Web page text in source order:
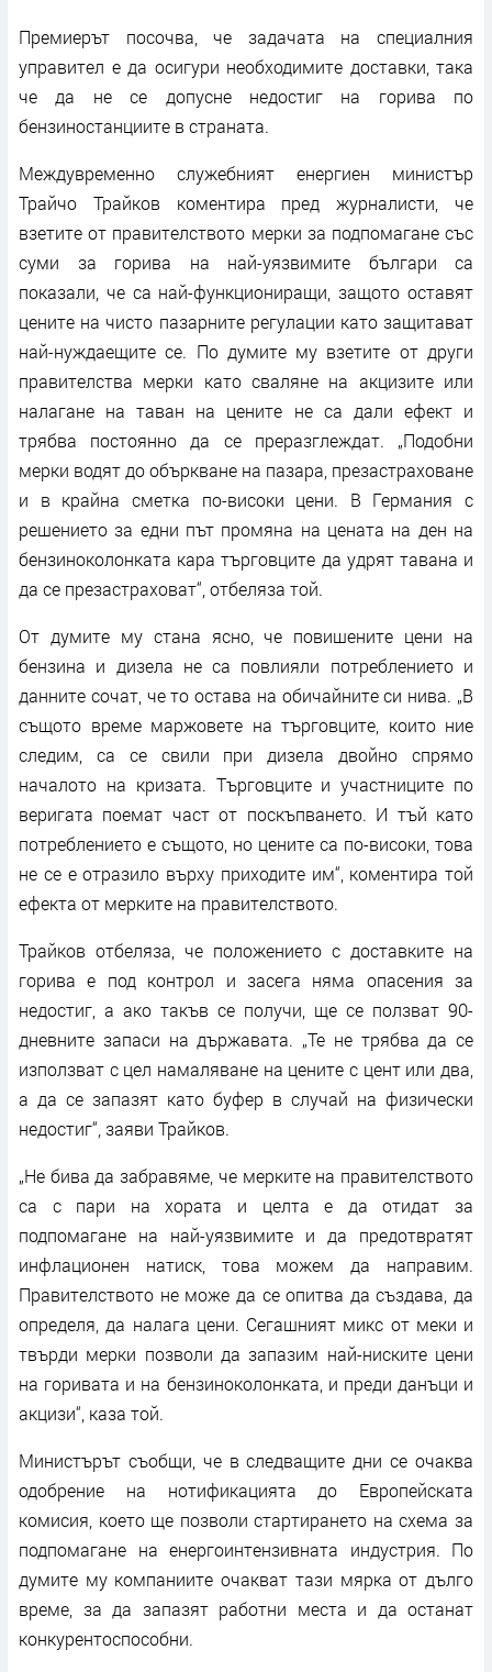
Премиерът посочва, че задачата на специалния
управител е да осигури необходимите доставки, така
че да не се допусне недостиг на горива по
бензиностанциите в страната.
Междувременно служебният енергиен министър
Трайчо Трайков коментира пред журналисти, че
взетите от правителството мерки за подпомагане със
суми за горива на най-уязвимите българи са
показали, че са най-функциониращи, защото оставят
цените на чисто пазарните регулации като защитават
най-нуждаещите се. По думите му взетите от други
правителства мерки като сваляне на акцизите или
налагане на таван на цените не са дали ефект и
трябва постоянно да се преразглеждат. „Подобни
мерки водят до объркване на пазара, презастраховане
и в крайна сметка по-високи цени. В Германия с
решението за едни път промяна на цената на ден на
бензиноколонката кара търговците да удрят тавана и
да се презастраховат“, отбеляза той.
От думите му стана ясно, че повишените цени на
бензина и дизела не са повлияли потреблението и
данните сочат, че то остава на обичайните си нива. „В
същото време маржовете на търговците, които ние
следим, са се свили при дизела двойно спрямо
началото на кризата. Търговците и участниците по
веригата поемат част от поскъпването. И тъй като
потреблението е същото, но цените са по-високи, това
не се е отразило върху приходите им“, коментира той
ефекта от мерките на правителството.
Трайков отбеляза, че положението с доставките на
горива е под контрол и засега няма опасения за
недостиг, а ако такъв се получи, ще се ползват 90-
дневните запаси на държавата. „Те не трябва да се
използват с цел намаляване на цените с цент или два,
а да се запазят като буфер в случай на физически
недостиг“, заяви Трайков.
„Не бива да забравяме, че мерките на правителството
са с пари на хората и целта е да отидат за
подпомагане на най-уязвимите и да предотвратят
инфлационен натиск, това можем да направим.
Правителството не може да се опитва да създава, да
определя, да налага цени. Сегашният микс от меки и
твърди мерки позволи да запазим най-ниските цени
на горивата и на бензиноколонката, и преди данъци и
акцизи“, каза той.
Министърът съобщи, че в следващите дни се очаква
одобрение на нотификацията до Европейската
комисия, което ще позволи стартирането на схема за
подпомагане на енергоинтензивната индустрия. По
думите му компаниите очакват тази мярка от дълго
време, за да запазят работни места и да останат
конкурентоспособни.